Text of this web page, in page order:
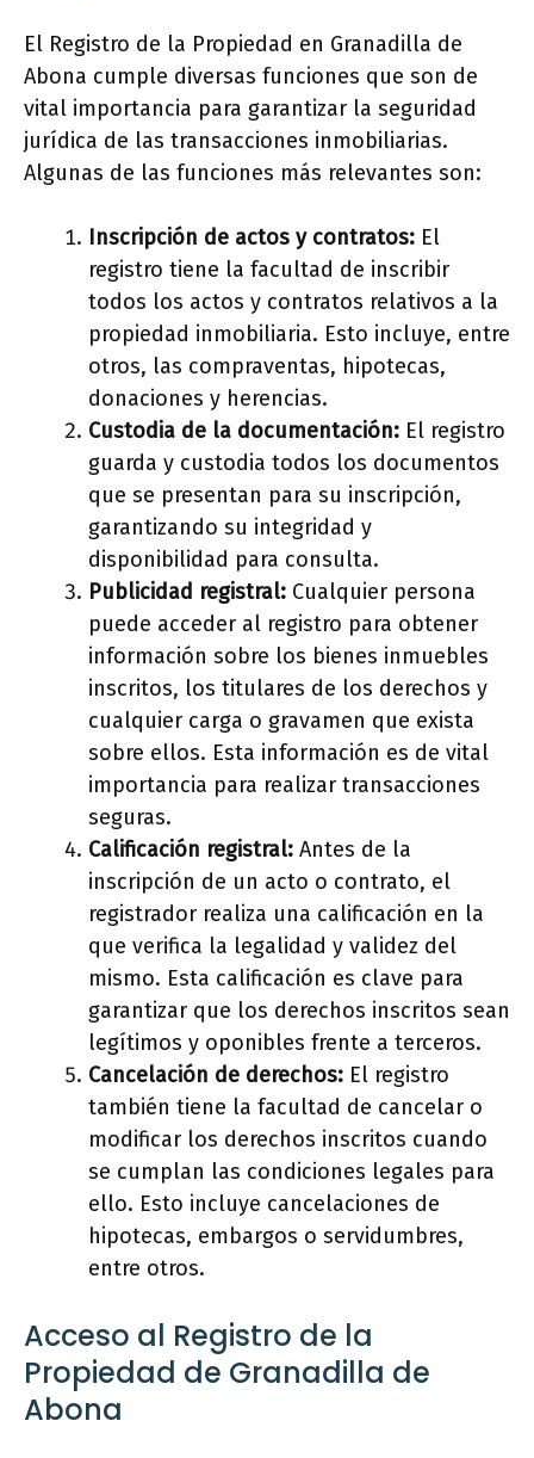
El Registro de la Propiedad en Granadilla de
Abona cumple diversas funciones que son de
vital importancia para garantizar la seguridad
jurídica de las transacciones inmobiliarias.
Algunas de las funciones más relevantes son:
Inscripción de actos y contratos: El
registro tiene la facultad de inscribir
todos los actos y contratos relativos a la
propiedad inmobiliaria. Esto incluye, entre
otros, las compraventas, hipotecas,
donaciones y herencias.
Custodia de la documentación: El registro
guarda y custodia todos los documentos
que se presentan para su inscripción,
garantizando su integridad y
disponibilidad para consulta.
Publicidad registral: Cualquier persona
puede acceder al registro para obtener
información sobre los bienes inmuebles
inscritos, los titulares de los derechos y
cualquier carga o gravamen que exista
sobre ellos. Esta información es de vital
importancia para realizar transacciones
seguras.
Calificación registral: Antes de la
inscripción de un acto o contrato, el
registrador realiza una calificación en la
que verifica la legalidad y validez del
mismo. Esta calificación es clave para
garantizar que los derechos inscritos sean
legítimos y oponibles frente a terceros.
Cancelación de derechos: El registro
también tiene la facultad de cancelar o
modificar los derechos inscritos cuando
se cumplan las condiciones legales para
ello. Esto incluye cancelaciones de
hipotecas, embargos o servidumbres,
entre otros.
Acceso al Registro de la
Propiedad de Granadilla de
Abona